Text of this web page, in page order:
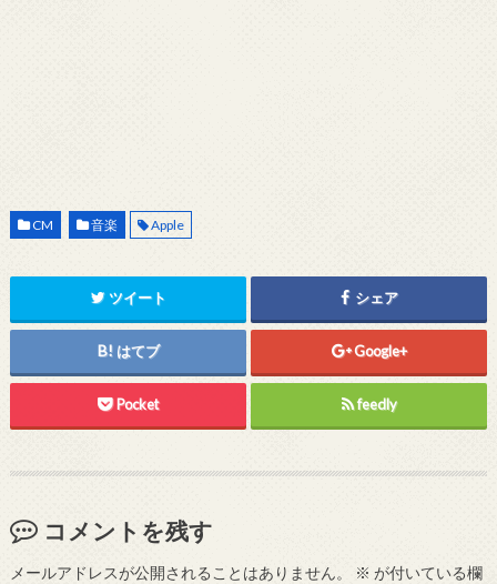
CM 音楽 Apple
ツイート シェア
はてブ Google+
Pocket feedly
コメントを残す
メールアドレスが公開されることはありません。 ※ が付いている欄